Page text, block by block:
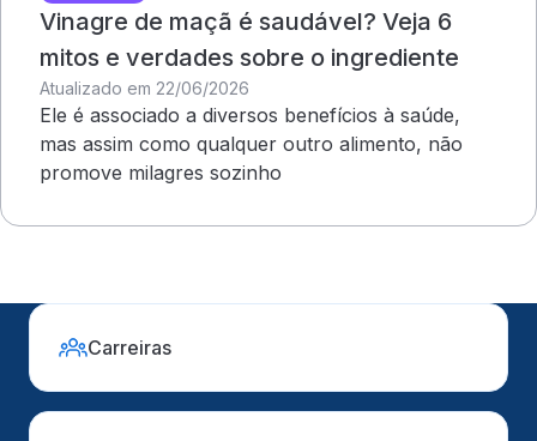
Vinagre de maçã é saudável? Veja 6
mitos e verdades sobre o ingrediente
Atualizado em 22/06/2026
Ele é associado a diversos benefícios à saúde,
mas assim como qualquer outro alimento, não
promove milagres sozinho
Carreiras